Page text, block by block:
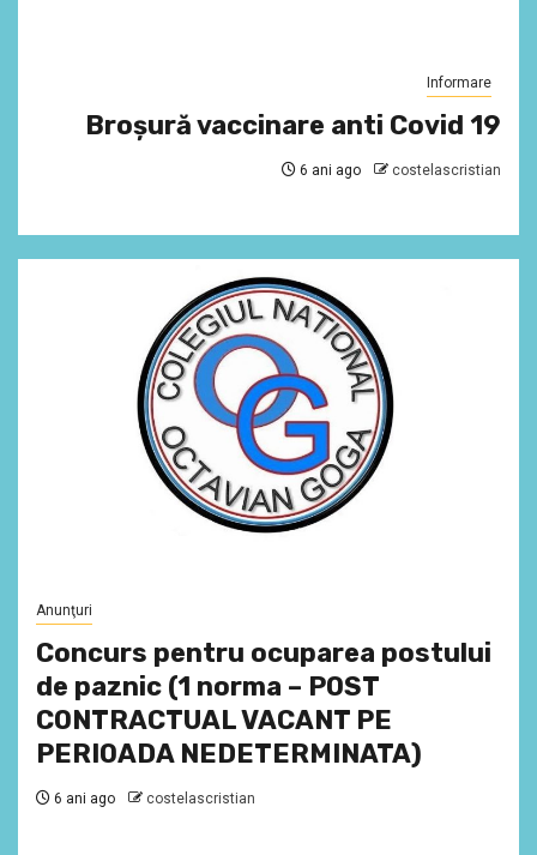
Informare
Broşură vaccinare anti Covid 19
6 ani ago costelascristian
Anunţuri
Concurs pentru ocuparea postului
de paznic (1 norma – POST
CONTRACTUAL VACANT PE
PERIOADA NEDETERMINATA)
6 ani ago costelascristian